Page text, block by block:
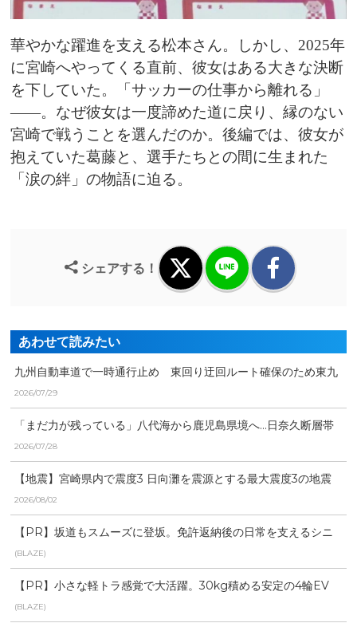
華やかな躍進を支える松本さん。しかし、2025年
に宮崎へやってくる直前、彼女はある大きな決断
を下していた。「サッカーの仕事から離れる」
――。なぜ彼女は一度諦めた道に戻り、縁のない
宮崎で戦うことを選んだのか。後編では、彼女が
抱えていた葛藤と、選手たちとの間に生まれた
「涙の絆」の物語に迫る。
シェアする！
あわせて読みたい
九州自動車道で一時通行止め 東回り迂回ルート確保のため東九
州自動車道で全面通行止...
2026/07/29
「まだ力が残っている」八代海から鹿児島県境へ…日奈久断層帯
の現状と宮崎県内への影...
2026/07/28
【地震】宮崎県内で震度3 日向灘を震源とする最大震度3の地震
が発生 津波の心配な...
2026/08/02
【PR】坂道もスムーズに登坂。免許返納後の日常を支えるシニ
アカー
(BLAZE)
【PR】小さな軽トラ感覚で大活躍。30kg積める安定の4輪EV
(BLAZE)